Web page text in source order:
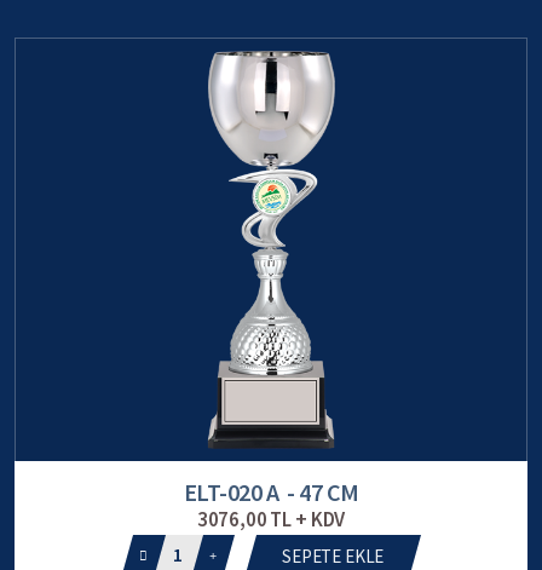
ELT-020 A - 47 CM
3076,00 TL + KDV
1 SEPETE EKLE